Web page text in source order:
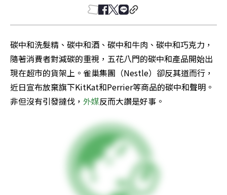
碳中和洗髮精、碳中和酒、碳中和牛肉、碳中和巧克力，
隨著消費者對減碳的重視，五花八門的碳中和產品開始出
現在超市的貨架上。雀巢集團（Nestle）卻反其道而行，
近日宣布放棄旗下KitKat和Perrier等商品的碳中和聲明。
非但沒有引發撻伐， 外媒反而大讚是好事。